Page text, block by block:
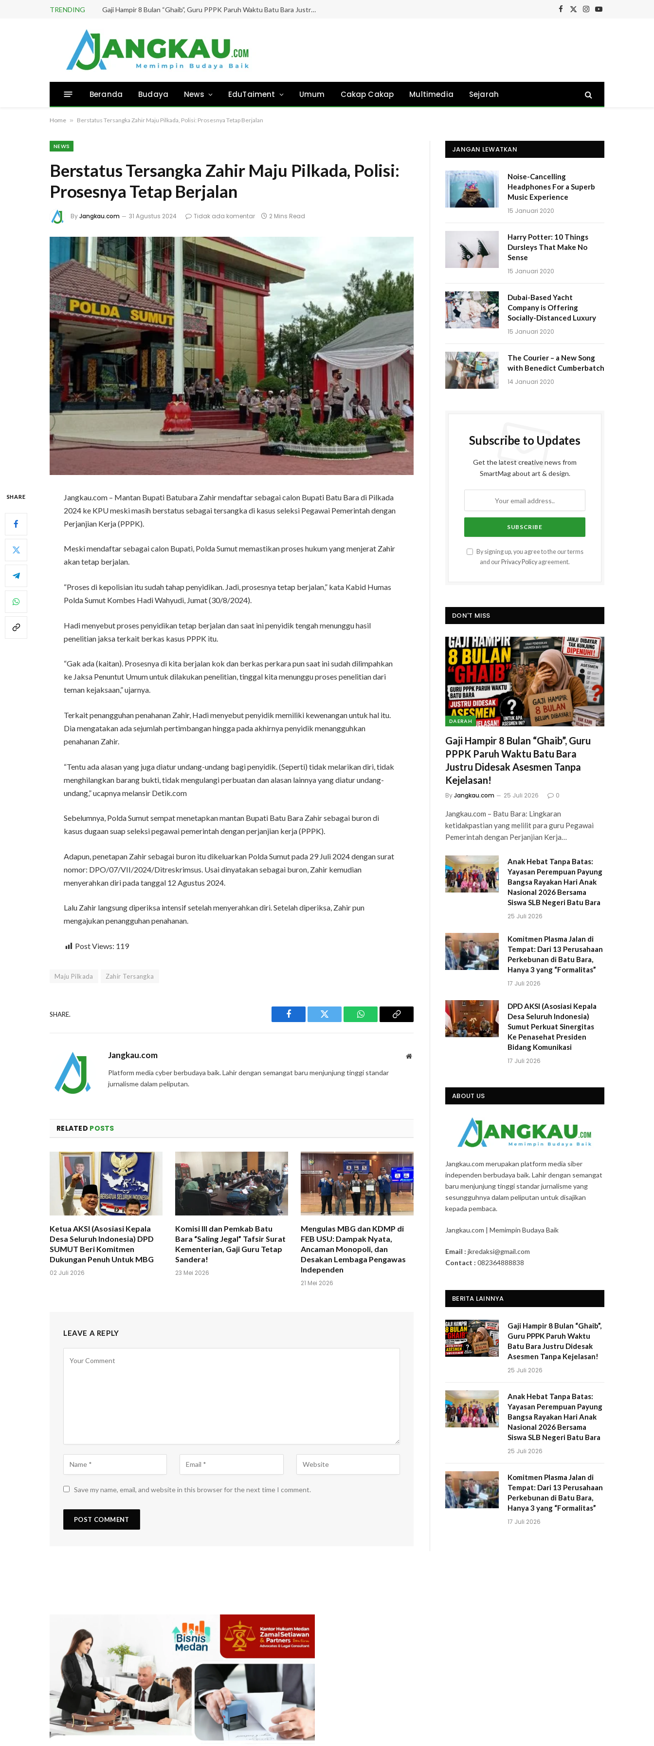
TRENDING Gaji Hampir 8 Bulan “Ghaib”, Guru PPPK Paruh Waktu Batu Bara Justru Didesak Asesmen Tanpa Kejelasan!
Facebook
X
Instagram
YouTube
Beranda Budaya News EduTaiment Umum Cakap Cakap Multimedia Sejarah
Home » Berstatus Tersangka Zahir Maju Pilkada, Polisi: Prosesnya Tetap Berjalan
NEWS
Berstatus Tersangka Zahir Maju Pilkada, Polisi:
Prosesnya Tetap Berjalan
ByJangkau.com 31 Agustus 2024 Tidak ada komentar 2 Mins Read
SHARE
Jangkau.com – Mantan Bupati Batubara Zahir mendaftar sebagai calon Bupati Batu Bara di Pilkada
2024 ke KPU meski masih berstatus sebagai tersangka di kasus seleksi Pegawai Pemerintah dengan
Perjanjian Kerja (PPPK).
Meski mendaftar sebagai calon Bupati, Polda Sumut memastikan proses hukum yang menjerat Zahir
akan tetap berjalan.
“Proses di kepolisian itu sudah tahap penyidikan. Jadi, prosesnya tetap berjalan,” kata Kabid Humas
Polda Sumut Kombes Hadi Wahyudi, Jumat (30/8/2024).
Hadi menyebut proses penyidikan tetap berjalan dan saat ini penyidik tengah menunggu hasil
penelitian jaksa terkait berkas kasus PPPK itu.
“Gak ada (kaitan). Prosesnya di kita berjalan kok dan berkas perkara pun saat ini sudah dilimpahkan
ke Jaksa Penuntut Umum untuk dilakukan penelitian, tinggal kita menunggu proses penelitian dari
teman kejaksaan,” ujarnya.
Terkait penangguhan penahanan Zahir, Hadi menyebut penyidik memiliki kewenangan untuk hal itu.
Dia mengatakan ada sejumlah pertimbangan hingga pada akhirnya penyidik menangguhkan
penahanan Zahir.
“Tentu ada alasan yang juga diatur undang-undang bagi penyidik. (Seperti) tidak melarikan diri, tidak
menghilangkan barang bukti, tidak mengulangi perbuatan dan alasan lainnya yang diatur undang-
undang,” ucapnya melansir Detik.com
Sebelumnya, Polda Sumut sempat menetapkan mantan Bupati Batu Bara Zahir sebagai buron di
kasus dugaan suap seleksi pegawai pemerintah dengan perjanjian kerja (PPPK).
Adapun, penetapan Zahir sebagai buron itu dikeluarkan Polda Sumut pada 29 Juli 2024 dengan surat
nomor: DPO/07/VII/2024/Ditreskrimsus. Usai dinyatakan sebagai buron, Zahir kemudian
menyerahkan diri pada tanggal 12 Agustus 2024.
Lalu Zahir langsung diperiksa intensif setelah menyerahkan diri. Setelah diperiksa, Zahir pun
mengajukan penangguhan penahanan.
Post Views: 119
Maju Pilkada Zahir Tersangka
SHARE.
Facebook Twitter WhatsAppCopy
Jangkau.com Website
Platform media cyber berbudaya baik. Lahir dengan semangat baru menjunjung tinggi standar
jurnalisme dalam peliputan.
RELATED POSTS
Ketua AKSI (Asosiasi Kepala
Desa Seluruh Indonesia) DPD
SUMUT Beri Komitmen
Dukungan Penuh Untuk MBG
02 Juli 2026
Komisi III dan Pemkab Batu
Bara “Saling Jegal” Tafsir Surat
Kementerian, Gaji Guru Tetap
Sandera!
23 Mei 2026
Mengulas MBG dan KDMP di
FEB USU: Dampak Nyata,
Ancaman Monopoli, dan
Desakan Lembaga Pengawas
Independen
21 Mei 2026
LEAVE A REPLY
Save my name, email, and website in this browser for the next time I comment.
JANGAN LEWATKAN
Noise-Cancelling
Headphones For a Superb
Music Experience
15 Januari 2020
Harry Potter: 10 Things
Dursleys That Make No
Sense
15 Januari 2020
Dubai-Based Yacht
Company is Offering
Socially-Distanced Luxury
15 Januari 2020
The Courier – a New Song
with Benedict Cumberbatch
14 Januari 2020
Subscribe to Updates
Get the latest creative news from
SmartMag about art & design.
By signing up, you agree to the our terms
and our Privacy Policy agreement.
DON'T MISS
DAERAH
Gaji Hampir 8 Bulan “Ghaib”, Guru
PPPK Paruh Waktu Batu Bara
Justru Didesak Asesmen Tanpa
Kejelasan!
ByJangkau.com 25 Juli 2026 0
Jangkau.com – Batu Bara: Lingkaran
ketidakpastian yang melilit para guru Pegawai
Pemerintah dengan Perjanjian Kerja…
Anak Hebat Tanpa Batas:
Yayasan Perempuan Payung
Bangsa Rayakan Hari Anak
Nasional 2026 Bersama
Siswa SLB Negeri Batu Bara
25 Juli 2026
Komitmen Plasma Jalan di
Tempat: Dari 13 Perusahaan
Perkebunan di Batu Bara,
Hanya 3 yang “Formalitas”
17 Juli 2026
DPD AKSI (Asosiasi Kepala
Desa Seluruh Indonesia)
Sumut Perkuat Sinergitas
Ke Penasehat Presiden
Bidang Komunikasi
17 Juli 2026
ABOUT US
Jangkau.com merupakan platform media siber
independen berbudaya baik. Lahir dengan semangat
baru menjunjung tinggi standar jurnalisme yang
sesungguhnya dalam peliputan untuk disajikan
kepada pembaca.
Jangkau.com | Memimpin Budaya Baik
Email : jkredaksi@gmail.com
Contact : 082364888838
BERITA LAINNYA
Gaji Hampir 8 Bulan “Ghaib”,
Guru PPPK Paruh Waktu
Batu Bara Justru Didesak
Asesmen Tanpa Kejelasan!
25 Juli 2026
Anak Hebat Tanpa Batas:
Yayasan Perempuan Payung
Bangsa Rayakan Hari Anak
Nasional 2026 Bersama
Siswa SLB Negeri Batu Bara
25 Juli 2026
Komitmen Plasma Jalan di
Tempat: Dari 13 Perusahaan
Perkebunan di Batu Bara,
Hanya 3 yang “Formalitas”
17 Juli 2026